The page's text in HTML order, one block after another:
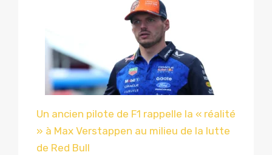
Un ancien pilote de F1 rappelle la « réalité
» à Max Verstappen au milieu de la lutte
de Red Bull